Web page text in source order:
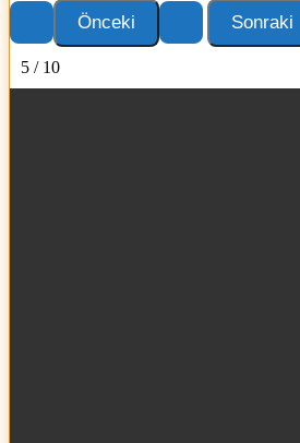
5 / 10